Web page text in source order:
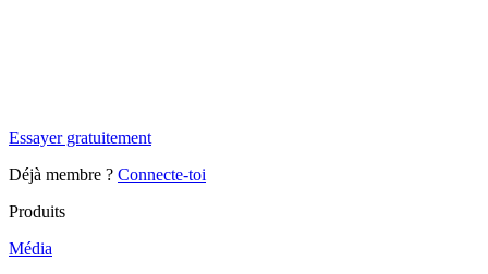
Essayer gratuitement
Déjà membre ? Connecte-toi
Produits
Média